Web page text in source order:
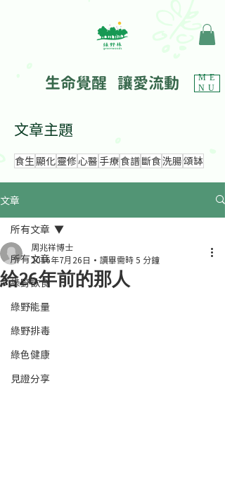
ME
NU
生命覺醒 讓愛流動
文章主題
食生顯化靈修心醫 手療食譜斷食洗腸頌缽
文章
所有文章
綠野飲食
綠野能量
綠野排毒
綠色健康
見證分享
所有文章
給26年前的那人
周兆祥博士
2016年7月26日
讀畢需時 5 分鐘